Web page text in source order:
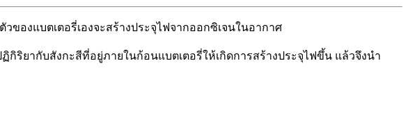
ของแบตเตอรี่เองจะสร้างประจุไฟจากออกซิเจนในอากาศ
กิริยากับสังกะสีที่อยู่ภายในก้อนแบตเตอรี่ให้เกิดการสร้างประจุไฟขึ้น แล้วจึงนำ